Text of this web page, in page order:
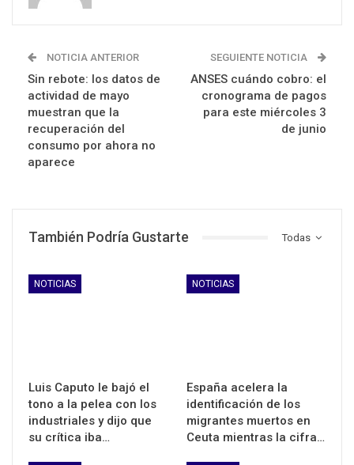
NOTICIA ANTERIOR
Sin rebote: los datos de
actividad de mayo
muestran que la
recuperación del
consumo por ahora no
aparece
SEGUIENTE NOTICIA
ANSES cuándo cobro: el
cronograma de pagos
para este miércoles 3
de junio
Todas
También Podría Gustarte
NOTICIAS
Luis Caputo le bajó el
tono a la pelea con los
industriales y dijo que
su crítica iba…
NOTICIAS
España acelera la
identificación de los
migrantes muertos en
Ceuta mientras la cifra…